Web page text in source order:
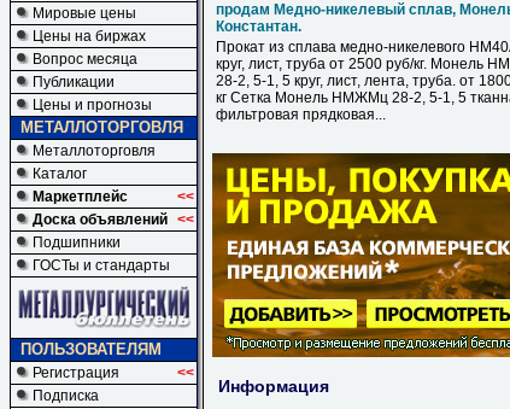
Мировые цены
Цены на биржах
Вопрос месяца
Публикации
Цены и прогнозы
МЕТАЛЛОТОРГОВЛЯ
Металлоторговля
Каталог
Маркетплейс
<<
Доска объявлений <<
Подшипники
ГОСТы и стандарты
ПОЛЬЗОВАТЕЛЯМ
Регистрация
<<
Подписка
продам Медно-никелевый сплав,
Константан.
Прокат из сплава медно-никелевого
круг, лист, труба от 2500 руб/кг. Монель
28-2, 5-1, 5 круг, лист, лента, труба. от
кг Сетка Монель НМЖМц 28-2, 5-1, 5
фильтровая прядковая...
Информация